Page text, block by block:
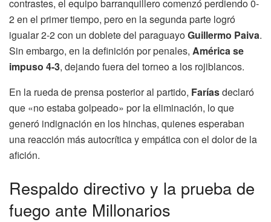
contrastes, el equipo barranquillero comenzó perdiendo 0-
2 en el primer tiempo, pero en la segunda parte logró
igualar 2-2 con un doblete del paraguayoGuillermo Paiva.
Sin embargo, en la definición por penales, América se
impuso 4-3, dejando fuera del torneo a los rojiblancos.
En la rueda de prensa posterior al partido, Faríasdeclaró
que «no estaba golpeado» por la eliminación, lo que
generó indignación en los hinchas, quienes esperaban
una reacción más autocrítica y empática con el dolor de la
afición.
Respaldo directivo y la prueba de
fuego ante Millonarios